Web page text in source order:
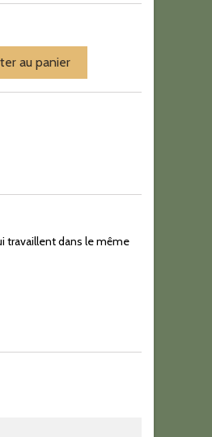
au panier
travaillent dans le même